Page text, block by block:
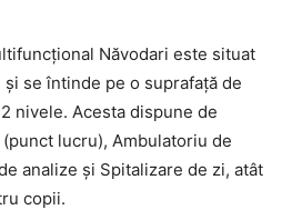
Năvodari este situat
și se întinde pe o suprafață de
nivele. Acesta dispune de
lucru), Ambulatoriu de
analize și Spitalizare de zi, atât
copii.